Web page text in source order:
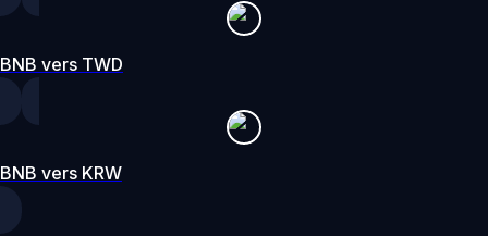
BNB vers TWD
BNB vers KRW